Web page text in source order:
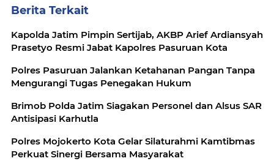
Berita Terkait
Kapolda Jatim Pimpin Sertijab, AKBP Arief Ardiansyah
Prasetyo Resmi Jabat Kapolres Pasuruan Kota
Polres Pasuruan Jalankan Ketahanan Pangan Tanpa
Mengurangi Tugas Penegakan Hukum
Brimob Polda Jatim Siagakan Personel dan Alsus SAR
Antisipasi Karhutla
Polres Mojokerto Kota Gelar Silaturahmi Kamtibmas
Perkuat Sinergi Bersama Masyarakat